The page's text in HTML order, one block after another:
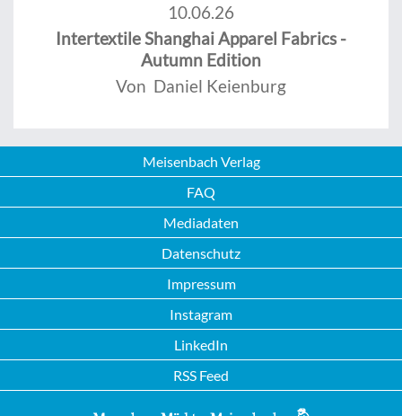
10.06.26
Intertextile Shanghai Apparel Fabrics -
Autumn Edition
Von Daniel Keienburg
Meisenbach Verlag
FAQ
Mediadaten
Datenschutz
Impressum
Instagram
LinkedIn
RSS Feed